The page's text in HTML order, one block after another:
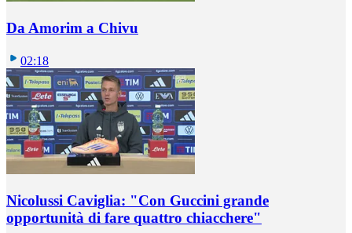
Da Amorim a Chivu
02:18
Nicolussi Caviglia: "Con Guccini grande
opportunità di fare quattro chiacchere"